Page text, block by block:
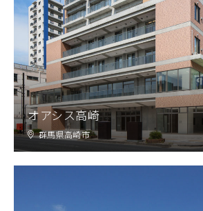
オアシス高崎
群馬県高崎市